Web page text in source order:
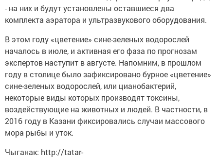
- на них и будут установлены оставшиеся два
комплекта аэратора и ультразвукового оборудования.
В этом году «цветение» сине-зеленых водорослей
началось в июле, и активная его фаза по прогнозам
экспертов наступит в августе. Напомним, в прошлом
году в столице было зафиксировано бурное «цветение»
сине-зеленых водорослей, или цианобактерий,
некоторые виды которых производят токсины,
воздействующие на животных и людей. В частности, в
2016 году в Казани фиксировались случаи массового
мора рыбы и уток.
Чыганак: http://tatar-